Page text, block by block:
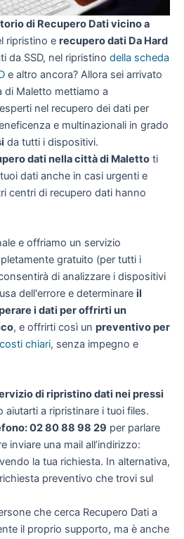
di Recupero Dati vicino a
ripristino e recupero dati Da Hard
da SSD, nel ripristino della scheda
e altro ancora? Allora sei arrivato
di Maletto mettiamo a
nel recupero dei dati per
e multinazionali in grado
da tutti i dispositivi.
dati nella città di Maletto ti
dati anche in casi urgenti e
centri di recupero dati hanno
e offriamo un servizio
gratuito (per tutti i
di analizzare i dispositivi
dell'errore e determinare il
i dati per offrirti un
, e offrirti così un preventivo per
costi chiari, senza impegno e
di ripristino dati nei pressi
aiutarti a ripristinare i tuoi files.
02 80 88 98 29 per parlare
inviare una mail all’indirizzo:
la tua richiesta. In alternativa,
preventivo che trovi sul
che cerca Recupero Dati a
il proprio supporto, ma è anche